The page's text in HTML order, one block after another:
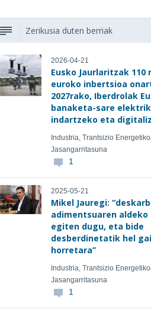
Zerikusia duten berriak
2026-04-21
Eusko Jaurlaritzak 110
euroko inbertsioa
2027rako, Iberdrolak
banaketa-sare
indartzeko eta
Industria, Trantsizio
Jasangarritasuna
1
2025-05-21
Mikel Jauregi:
adimentsuaren aldeko
egiten dugu, eta bide
desberdinetatik hel
horretara”
Industria, Trantsizio
Jasangarritasuna
1